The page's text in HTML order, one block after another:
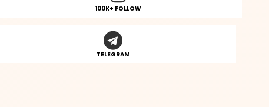
100K+ FOLLOW
TELEGRAM